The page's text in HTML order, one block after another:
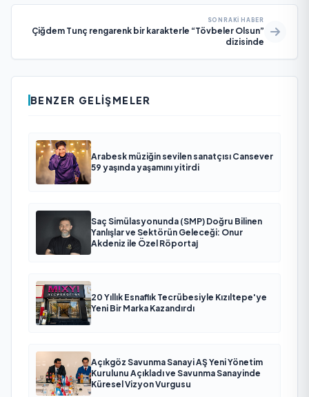
SONRAKI HABER
Çiğdem Tunç rengarenk bir karakterle “Tövbeler Olsun”
dizisinde
BENZER GELIŞMELER
Arabesk müziğin sevilen sanatçısı Cansever
59 yaşında yaşamını yitirdi
Saç Simülasyonunda (SMP) Doğru Bilinen
Yanlışlar ve Sektörün Geleceği: Onur
Akdeniz ile Özel Röportaj
20 Yıllık Esnaflık Tecrübesiyle Kızıltepe'ye
Yeni Bir Marka Kazandırdı
Açıkgöz Savunma Sanayi AŞ Yeni Yönetim
Kurulunu Açıkladı ve Savunma Sanayinde
Küresel Vizyon Vurgusu